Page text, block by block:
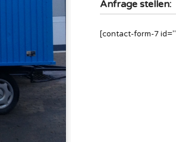
Anfrage stellen:
[contact-form-7